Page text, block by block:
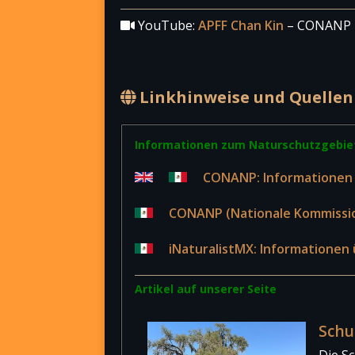
YouTube: APFF Chan Kin –
Linkhinweise und Quellen
Informationen zum
CONANP:
CONANP (Nationale
iNaturalistMX: Informationen
Artikel auf unserer Seite